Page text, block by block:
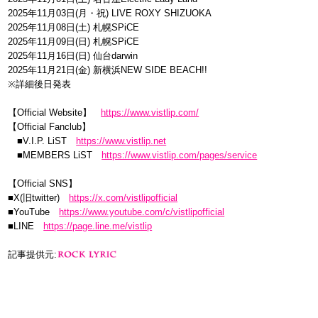
2025年11月03日(月・祝) LIVE ROXY SHIZUOKA
2025年11月08日(土) 札幌SPiCE
2025年11月09日(日) 札幌SPiCE
2025年11月16日(日) 仙台darwin
2025年11月21日(金) 新横浜NEW SIDE BEACH!!
※詳細後日発表
【Official Website】
https://www.vistlip.com/
【Official Fanclub】
■V.I.P. LiST
https://www.vistlip.net
■MEMBERS LiST
https://www.vistlip.com/pages/service
【Official SNS】
■X(旧twitter)
https://x.com/vistlipofficial
■YouTube
https://www.youtube.com/c/vistlipofficial
■LINE
https://page.line.me/vistlip
記事提供元: